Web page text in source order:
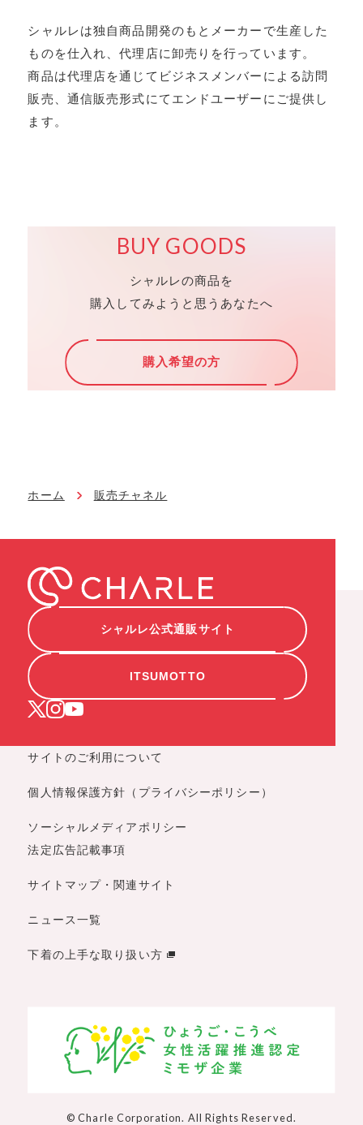
シャルレは独自商品開発のもとメーカーで生産した
ものを仕入れ、代理店に卸売りを行っています。
商品は代理店を通じてビジネスメンバーによる訪問
販売、通信販売形式にてエンドユーザーにご提供し
ます。
BUY GOODS
シャルレの商品を
購入してみようと思うあなたへ
購入希望の方
ホーム 販売チャネル
シャルレ公式通販サイト
ITSUMOTTO
サイトのご利用について
個人情報保護方針（プライバシーポリシー）
ソーシャルメディアポリシー
法定広告記載事項
サイトマップ・関連サイト
ニュース一覧
下着の上手な取り扱い方
© Charle Corporation. All Rights Reserved.